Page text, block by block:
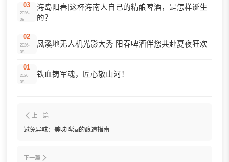
03
2026-
08
海岛阳春|这杯海南人自己的精酿啤酒，是怎样诞生
的？
02
2026-
08
凤溪地无人机光影大秀 阳春啤酒伴您共赴夏夜狂欢
01
2026-
08
铁血铸军魂，匠心敬山河！
上一篇
避免异味：美味啤酒的酿造指南
下一篇